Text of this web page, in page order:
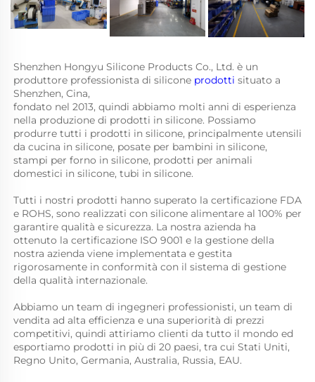
Shenzhen Hongyu Silicone Products Co., Ltd. è un
produttore professionista di silicone prodotti situato a
Shenzhen, Cina,
fondato nel 2013, quindi abbiamo molti anni di esperienza
nella produzione di prodotti in silicone. Possiamo
produrre tutti i prodotti in silicone, principalmente utensili
da cucina in silicone, posate per bambini in silicone,
stampi per forno in silicone, prodotti per animali
domestici in silicone, tubi in silicone.
Tutti i nostri prodotti hanno superato la certificazione FDA
e ROHS, sono realizzati con silicone alimentare al 100% per
garantire qualità e sicurezza. La nostra azienda ha
ottenuto la certificazione ISO 9001 e la gestione della
nostra azienda viene implementata e gestita
rigorosamente in conformità con il sistema di gestione
della qualità internazionale.
Abbiamo un team di ingegneri professionisti, un team di
vendita ad alta efficienza e una superiorità di prezzi
competitivi, quindi attiriamo clienti da tutto il mondo ed
esportiamo prodotti in più di 20 paesi, tra cui Stati Uniti,
Regno Unito, Germania, Australia, Russia, EAU.